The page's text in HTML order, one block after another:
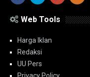
Web Tools
Harga Iklan
Redaksi
UU Pers